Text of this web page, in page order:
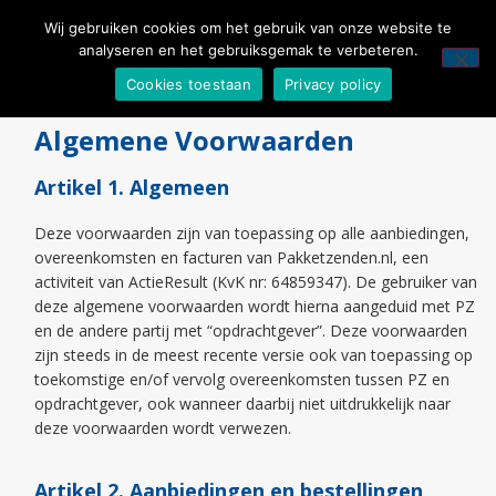
Algemene Voorwaarden
Artikel 1. Algemeen
Deze voorwaarden zijn van toepassing op alle aanbiedingen,
overeenkomsten en facturen van Pakketzenden.nl, een
activiteit van ActieResult (KvK nr: 64859347). De gebruiker van
deze algemene voorwaarden wordt hierna aangeduid met PZ
en de andere partij met “opdrachtgever”. Deze voorwaarden
zijn steeds in de meest recente versie ook van toepassing op
toekomstige en/of vervolg overeenkomsten tussen PZ en
opdrachtgever, ook wanneer daarbij niet uitdrukkelijk naar
deze voorwaarden wordt verwezen.
Wij gebruiken cookies om het gebruik van onze website te
analyseren en het gebruiksgemak te verbeteren.
Cookies toestaan
Privacy policy